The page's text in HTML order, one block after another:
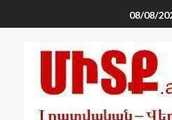
08/08/